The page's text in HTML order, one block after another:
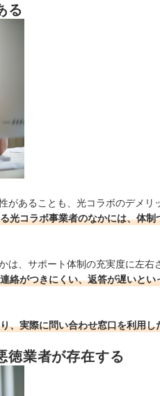
る
があること も、光コラボのデメリ
光コラボ事業者のなかには、体
は、サポート体制の充実度に左右
絡がつきにくい、返答が遅いと
、実際に問い合わせ窓口を利用
徳業者が存在する